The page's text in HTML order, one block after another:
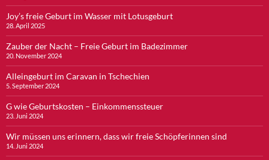
Joy’s freie Geburt im Wasser mit Lotusgeburt
28. April 2025
Zauber der Nacht – Freie Geburt im Badezimmer
20. November 2024
Alleingeburt im Caravan in Tschechien
5. September 2024
G wie Geburtskosten – Einkommenssteuer
23. Juni 2024
Wir müssen uns erinnern, dass wir freie Schöpferinnen sind
14. Juni 2024